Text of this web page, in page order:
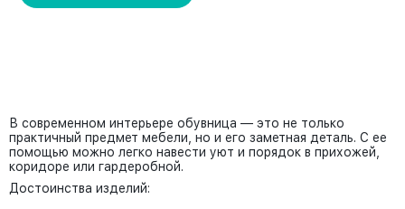
В современном интерьере обувница — это не только
практичный предмет мебели, но и его заметная деталь. С ее
помощью можно легко навести уют и порядок в прихожей,
коридоре или гардеробной.
Достоинства изделий: